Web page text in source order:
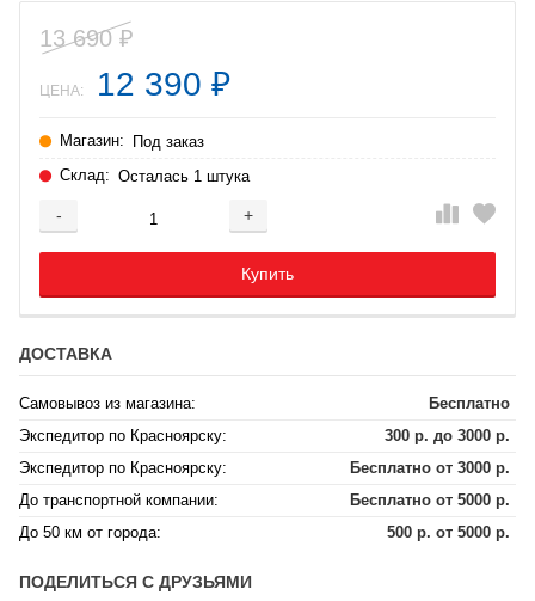
13 690 ₽
ЦЕНА: 12 390 ₽
Магазин: Под заказ
Склад: Осталась 1 штука
- +
Добавляется...
Купить
Добавлен
ДОСТАВКА
Самовывоз из магазина:
Бесплатно
Экспедитор по Красноярску:
300 р. до 3000 р.
Экспедитор по Красноярску:
Бесплатно от 3000 р.
До транспортной компании:
Бесплатно от 5000 р.
До 50 км от города:
500 р. от 5000 р.
ПОДЕЛИТЬСЯ С ДРУЗЬЯМИ